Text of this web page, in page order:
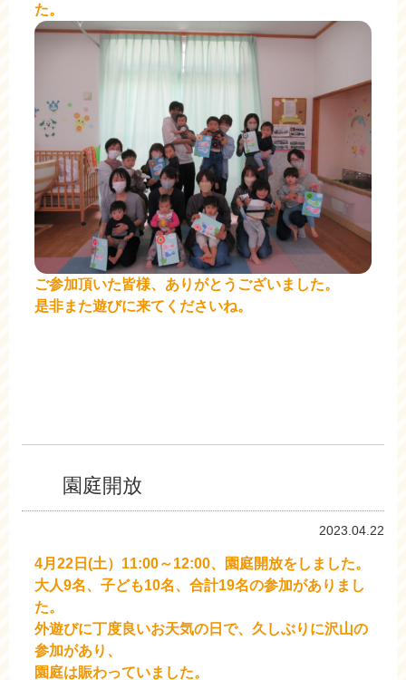
た。
ご参加頂いた皆様、ありがとうございました。
是非また遊びに来てくださいね。
園庭開放
2023.04.22
4月22日(土）11:00～12:00、園庭開放をしました。
大人9名、子ども10名、合計19名の参加がありまし
た。
外遊びに丁度良いお天気の日で、久しぶりに沢山の
参加があり、
園庭は賑わっていました。